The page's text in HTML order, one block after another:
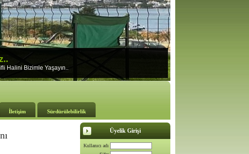
Halini Bizimle Yaşayın..
İletişim Sürdürülebilirlik
Üyelik Girişi
Kullanıcı adı